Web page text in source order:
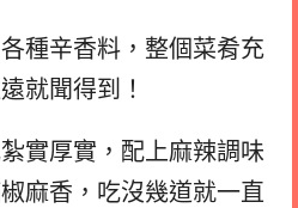
種辛香料，整個菜肴充
就聞得到！
實厚實，配上麻辣調味
麻香，吃沒幾道就一直